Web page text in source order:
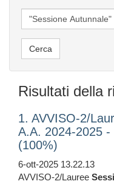
Risultati della
1. AVVISO-2/
A.A. 2024-2025 -
(100%)
6-ott-2025 13.22.13
AVVISO-2/Lauree